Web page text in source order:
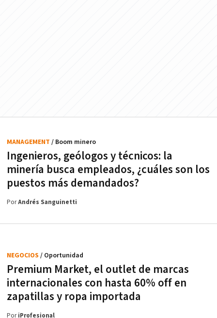
Ingenieros, geólogos y técnicos: la
minería busca empleados, ¿cuáles son los
puestos más demandados?
MANAGEMENT / Boom minero
PorAndrés Sanguinetti
Premium Market, el outlet de marcas
internacionales con hasta 60% off en
zapatillas y ropa importada
NEGOCIOS / Oportunidad
PoriProfesional